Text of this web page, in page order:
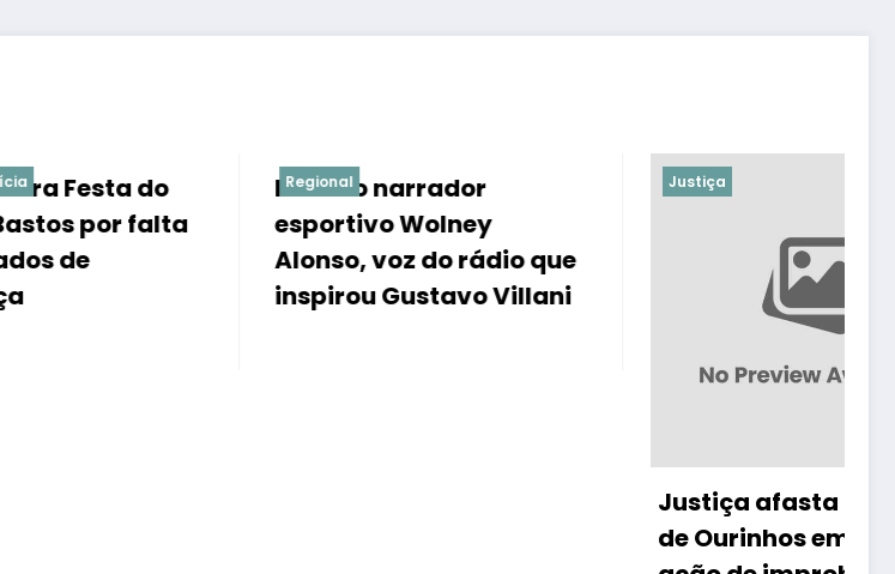
Regional
Morre o narrador
esportivo Wolney
Alonso, voz do rádio que
inspirou Gustavo Villani
Justiça afasta prefeito
de Ourinhos em nova